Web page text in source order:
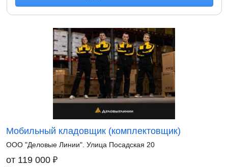
Мобильный кладовщик (комплектовщик)
ООО "Деловые Линии". Улица Посадская 20
от 119 000 ₽